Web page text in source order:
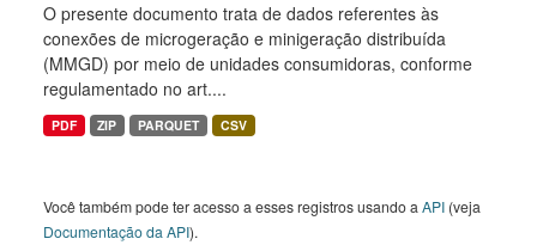
O presente documento trata de dados referentes às
conexões de microgeração e minigeração distribuída
(MMGD) por meio de unidades consumidoras, conforme
regulamentado no art....
PDF ZIP PARQUET CSV
Você também pode ter acesso a esses registros usando a API (veja
Documentação da API).